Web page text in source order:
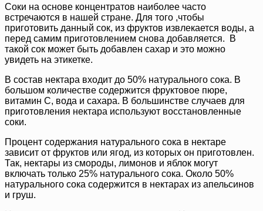
Соки на основе концентратов наиболее часто
встречаются в нашей стране. Для того ,чтобы
приготовить данный сок, из фруктов извлекается воды, а
перед самим приготовлением снова добавляется. В
такой сок может быть добавлен сахар и это можно
увидеть на этикетке.
В состав нектара входит до 50% натурального сока. В
большом количестве содержится фруктовое пюре,
витамин С, вода и сахара. В большинстве случаев для
приготовления нектара используют восстановленные
соки.
Процент содержания натурального сока в нектаре
зависит от фруктов или ягод, из которых он приготовлен.
Так, нектары из смороды, лимонов и яблок могут
включать только 25% натурального сока. Около 50%
натурального сока содержится в нектарах из апельсинов
и груш.